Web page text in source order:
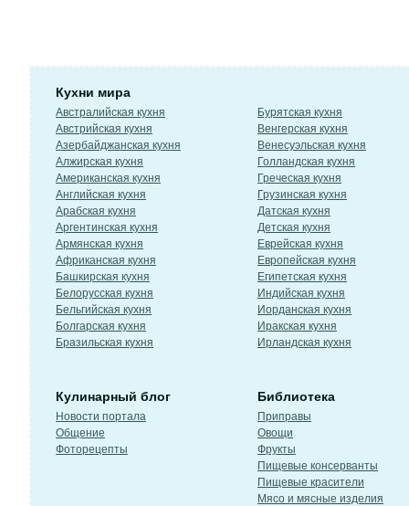
Кухни мира
Австралийская кухня
Австрийская кухня
Азербайджанская кухня
Алжирская кухня
Американская кухня
Английская кухня
Арабская кухня
Аргентинская кухня
Армянская кухня
Африканская кухня
Башкирская кухня
Белорусская кухня
Бельгийская кухня
Болгарская кухня
Бразильская кухня
Бурятская кухня
Венгерская кухня
Венесуэльская кухня
Голландская кухня
Греческая кухня
Грузинская кухня
Датская кухня
Детская кухня
Еврейская кухня
Европейская кухня
Египетская кухня
Индийская кухня
Иорданская кухня
Иракская кухня
Ирландская кухня
Кулинарный блог
Новости портала
Общение
Фоторецепты
Библиотека
Приправы
Овощи
Фрукты
Пищевые консерванты
Пищевые красители
Мясо и мясные изделия